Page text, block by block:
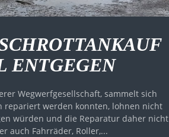
ENTGEGEN
Wegwerfgesellschaft, sammelt sich
repariert werden konnten, lohnen nicht
würden und die Reparatur daher nicht
auch Fahrräder, Roller,...